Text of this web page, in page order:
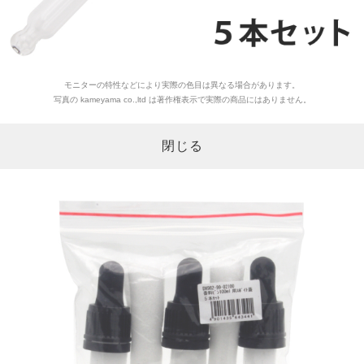
モニターの特性などにより実際の色目は異なる場合があります。
写真の kameyama co.,ltd は著作権表示で実際の商品にはありません。
閉じる